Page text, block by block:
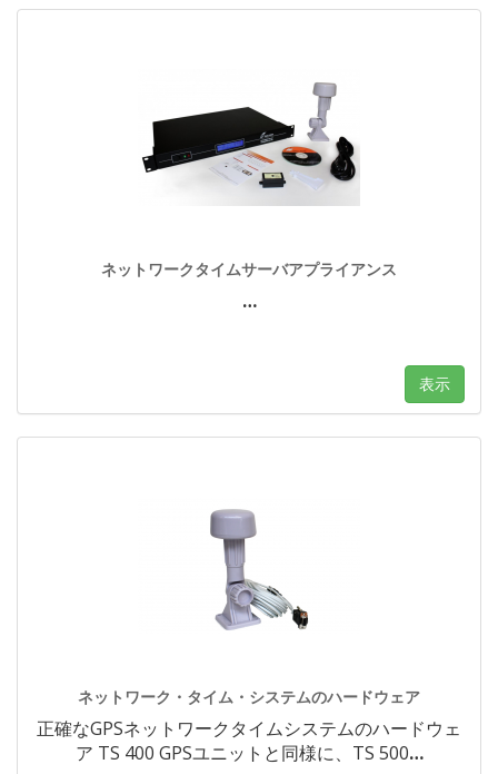
ネットワークタイムサーバアプライアンス
…
表示
ネットワーク・タイム・システムのハードウェア
正確なGPSネットワークタイムシステムのハードウェ
ア TS 400 GPSユニットと同様に、TS 500…